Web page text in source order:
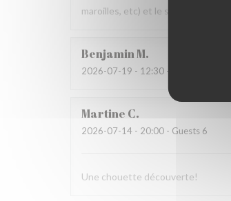
maroilles, etc) et le service.
BenjaminM
2026-07-19 - 12:30 - Guests 2
Martine C
2026-07-14 - 20:00 - Guests 6
Une chouette découverte!